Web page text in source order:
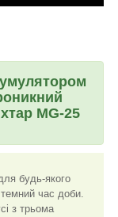
MG-25
будь-якого
час доби.
з трьома